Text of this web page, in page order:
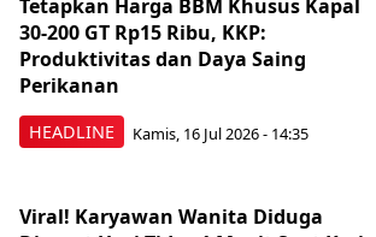
HEADLINE
Tetapkan Harga BBM Khusus Kapal
30-200 GT Rp15 Ribu, KKP:
Produktivitas dan Daya Saing
Perikanan
Kamis, 16 Jul 2026 - 14:35
Viral! Karyawan Wanita Diduga